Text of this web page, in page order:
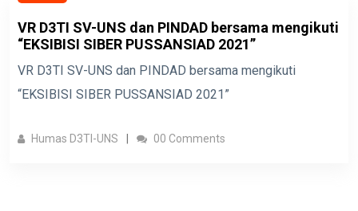
VR D3TI SV-UNS dan PINDAD bersama mengikuti
“EKSIBISI SIBER PUSSANSIAD 2021”
VR D3TI SV-UNS dan PINDAD bersama mengikuti
“EKSIBISI SIBER PUSSANSIAD 2021”
Humas D3TI-UNS 00 Comments